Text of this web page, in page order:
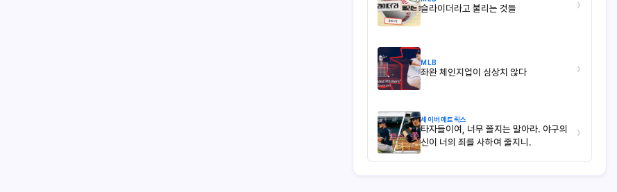
슬라이더라고 불리는 것들 ›
MLB
좌완 체인지업이 심상치 않다 ›
세이버메트릭스
타자들이여, 너무 쫄지는 말아라. 야구의
신이 너의 죄를 사하여 줄지니.
›